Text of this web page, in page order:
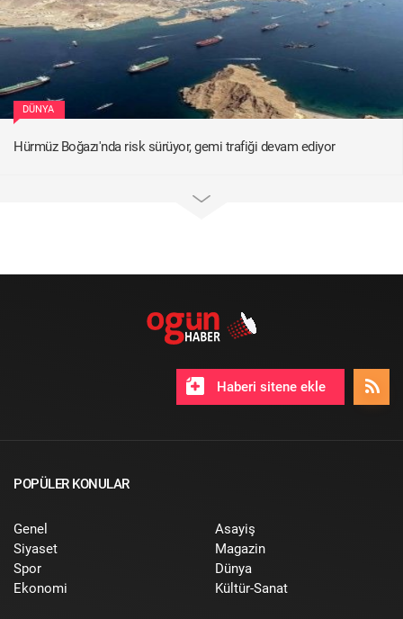
DÜNYA
Hürmüz Boğazı'nda risk sürüyor, gemi trafiği devam ediyor
Haberi sitene ekle
POPÜLER KONULAR
Genel
Siyaset
Spor
Ekonomi
Asayiş
Magazin
Dünya
Kültür-Sanat